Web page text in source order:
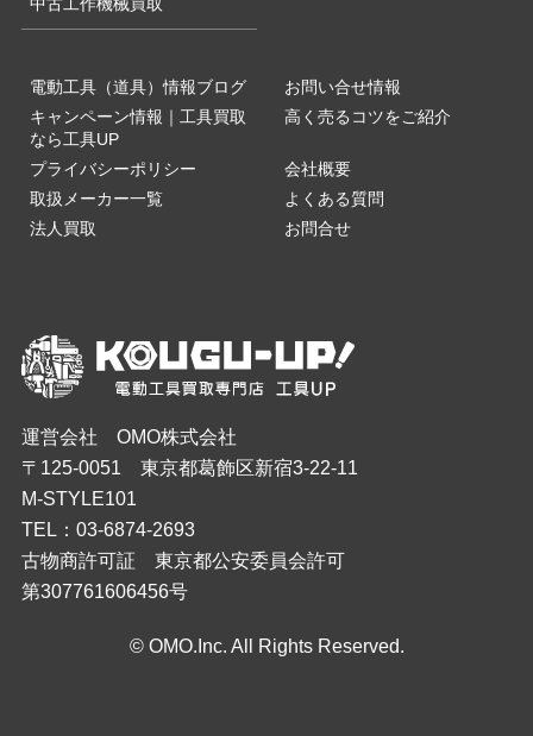
運営会社 OMO株式会社
〒125-0051 東京都葛飾区新宿3-22-11
M-STYLE101
TEL：03-6874-2693
古物商許可証 東京都公安委員会許可
第307761606456号
© OMO.Inc. All Rights Reserved.
電動工具（道具）情報ブログ
お問い合せ情報
キャンペーン情報｜工具買取
なら工具UP
高く売るコツをご紹介
プライバシーポリシー
会社概要
取扱メーカー一覧
よくある質問
法人買取
お問合せ